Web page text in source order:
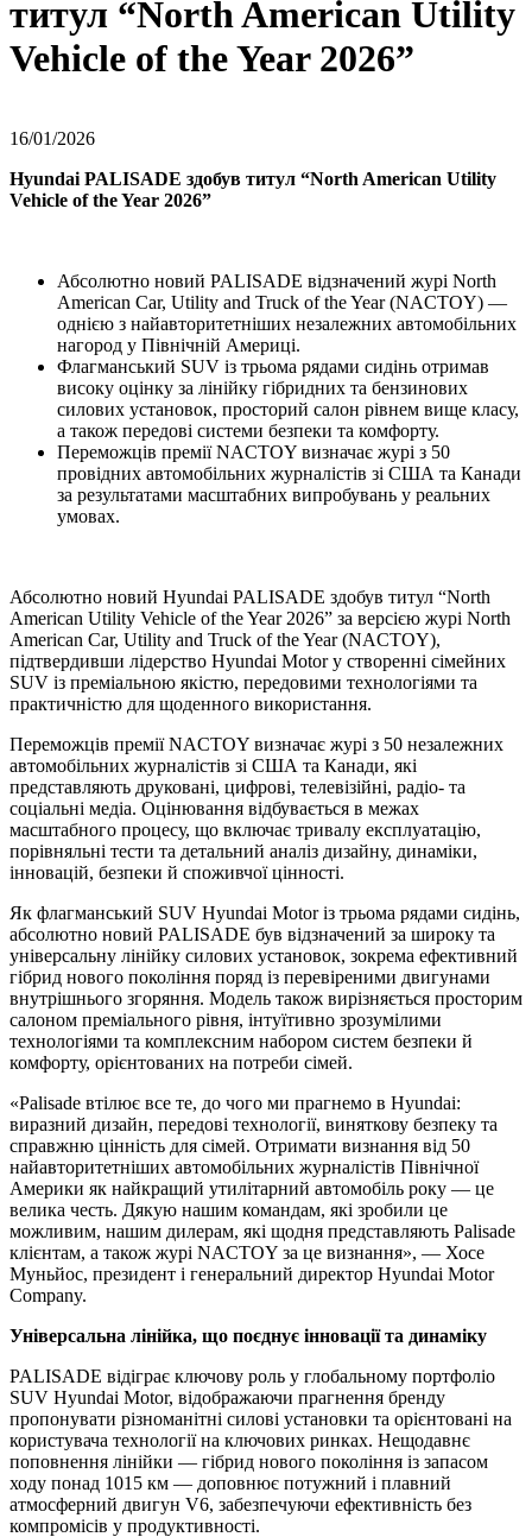
титул “North American Utility
Vehicle of the Year 2026”
16/01/2026
Hyundai PALISADE здобув титул “North American Utility
Vehicle of the Year 2026”
Абсолютно новий PALISADE відзначений журі North
American Car, Utility and Truck of the Year (NACTOY) —
однією з найавторитетніших незалежних автомобільних
нагород у Північній Америці.
Флагманський SUV із трьома рядами сидінь отримав
високу оцінку за лінійку гібридних та бензинових
силових установок, просторий салон рівнем вище класу,
а також передові системи безпеки та комфорту.
Переможців премії NACTOY визначає журі з 50
провідних автомобільних журналістів зі США та Канади
за результатами масштабних випробувань у реальних
умовах.
Абсолютно новий Hyundai PALISADE здобув титул “North
American Utility Vehicle of the Year 2026” за версією журі North
American Car, Utility and Truck of the Year (NACTOY),
підтвердивши лідерство Hyundai Motor у створенні сімейних
SUV із преміальною якістю, передовими технологіями та
практичністю для щоденного використання.
Переможців премії NACTOY визначає журі з 50 незалежних
автомобільних журналістів зі США та Канади, які
представляють друковані, цифрові, телевізійні, радіо- та
соціальні медіа. Оцінювання відбувається в межах
масштабного процесу, що включає тривалу експлуатацію,
порівняльні тести та детальний аналіз дизайну, динаміки,
інновацій, безпеки й споживчої цінності.
Як флагманський SUV Hyundai Motor із трьома рядами сидінь,
абсолютно новий PALISADE був відзначений за широку та
універсальну лінійку силових установок, зокрема ефективний
гібрид нового покоління поряд із перевіреними двигунами
внутрішнього згоряння. Модель також вирізняється просторим
салоном преміального рівня, інтуїтивно зрозумілими
технологіями та комплексним набором систем безпеки й
комфорту, орієнтованих на потреби сімей.
«Palisade втілює все те, до чого ми прагнемо в Hyundai:
виразний дизайн, передові технології, виняткову безпеку та
справжню цінність для сімей. Отримати визнання від 50
найавторитетніших автомобільних журналістів Північної
Америки як найкращий утилітарний автомобіль року — це
велика честь. Дякую нашим командам, які зробили це
можливим, нашим дилерам, які щодня представляють Palisade
клієнтам, а також журі NACTOY за це визнання», — Хосе
Муньйос, президент і генеральний директор Hyundai Motor
Company.
Універсальна лінійка, що поєднує інновації та динаміку
PALISADE відіграє ключову роль у глобальному портфоліо
SUV Hyundai Motor, відображаючи прагнення бренду
пропонувати різноманітні силові установки та орієнтовані на
користувача технології на ключових ринках. Нещодавнє
поповнення лінійки — гібрид нового покоління із запасом
ходу понад 1015 км — доповнює потужний і плавний
атмосферний двигун V6, забезпечуючи ефективність без
компромісів у продуктивності.